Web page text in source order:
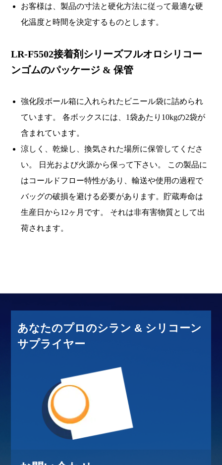
お客様は、製品の寸法と硬化方法に従って最適な硬
化温度と時間を決定するものとします。
LR-F5502接着剤シリーズフルオロシリコー
ンゴムのパッケージ & 保管
強化段ボール箱に入れられたビニール袋に詰められ
ています。 各ボックスには、1袋あたり10kgの2袋が
含まれています。
涼しく、乾燥し、換気された場所に保管してくださ
い。 日光および火源から保って下さい。 この製品に
はコールドフロー特性があり、輸送や使用の過程で
バッグの破損を避ける必要があります。貯蔵寿命は
生産日から12ヶ月です。 それは非有害物質として出
荷されます。
あなたのプロのシラン & シリコーン
サプライヤー